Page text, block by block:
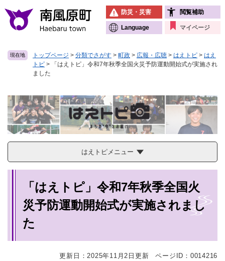
メニューを飛ばして本文へ
防災・災害 閲覧補助
Language マイページ
現在地 トップページ > 分類でさがす > 町政 > 広報・広聴 > はえトピ > はえ
トピ >
「はえトピ」令和7年秋季全国火災予防運動開始式が実施され
ました
はえトピメニュー
「はえトピ」令和7年秋季全国火
災予防運動開始式が実施されまし
た
更新日：2025年11月2日更新 ページID：0014216